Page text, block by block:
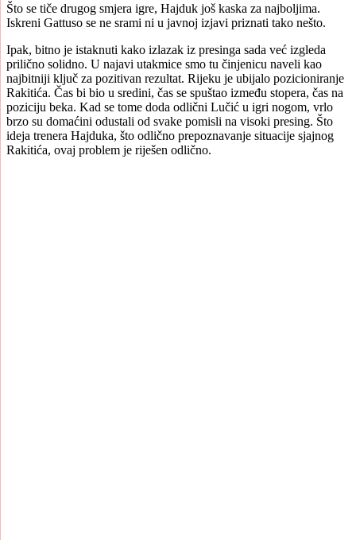
Što se tiče drugog smjera igre, Hajduk još kaska za najboljima.
Iskreni Gattuso se ne srami ni u javnoj izjavi priznati tako nešto.
Ipak, bitno je istaknuti kako izlazak iz presinga sada već izgleda
prilično solidno. U najavi utakmice smo tu činjenicu naveli kao
najbitniji ključ za pozitivan rezultat. Rijeku je ubijalo pozicioniranje
Rakitića. Čas bi bio u sredini, čas se spuštao između stopera, čas na
poziciju beka. Kad se tome doda odlični Lučić u igri nogom, vrlo
brzo su domaćini odustali od svake pomisli na visoki presing. Što
ideja trenera Hajduka, što odlično prepoznavanje situacije sjajnog
Rakitića, ovaj problem je riješen odlično.